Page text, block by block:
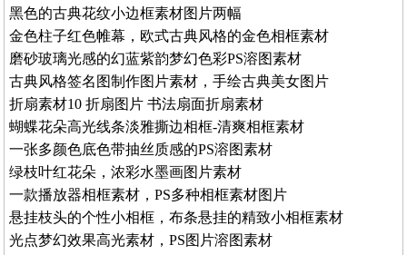
黑色的古典花纹小边框素材图片两幅
金色柱子红色帷幕，欧式古典风格的金色相框素材
磨砂玻璃光感的幻蓝紫韵梦幻色彩PS溶图素材
古典风格签名图制作图片素材，手绘古典美女图片
折扇素材10 折扇图片 书法扇面折扇素材
蝴蝶花朵高光线条淡雅撕边相框-清爽相框素材
一张多颜色底色带抽丝质感的PS溶图素材
绿枝叶红花朵，浓彩水墨画图片素材
一款播放器相框素材，PS多种相框素材图片
悬挂枝头的个性小相框，布条悬挂的精致小相框素材
光点梦幻效果高光素材，PS图片溶图素材